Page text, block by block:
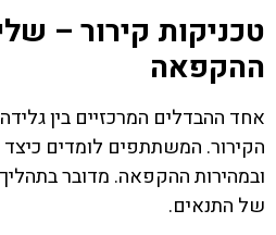
טכניקות קירור –
ההקפאה
אחד ההבדלים המרכזיים בין
הקירור. המשתתפים לומדים
ובמהירות ההקפאה. מדובר
של התנאים.